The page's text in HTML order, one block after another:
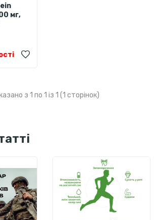
мг,
з 1 по 1 із 1 (1 сторінок)